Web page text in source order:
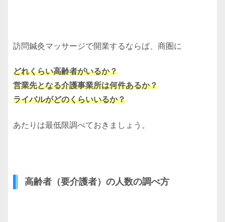
訪問鍼灸マッサージで開業するならば、商圏に
どれくらい高齢者がいるか？
営業先となる介護事業所は何件あるか？
ライバルがどのくらいいるか？
あたりは最低限調べておきましょう。
高齢者（要介護者）の人数の調べ方